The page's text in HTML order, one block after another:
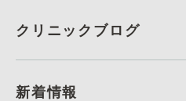
クリニックブログ
新着情報